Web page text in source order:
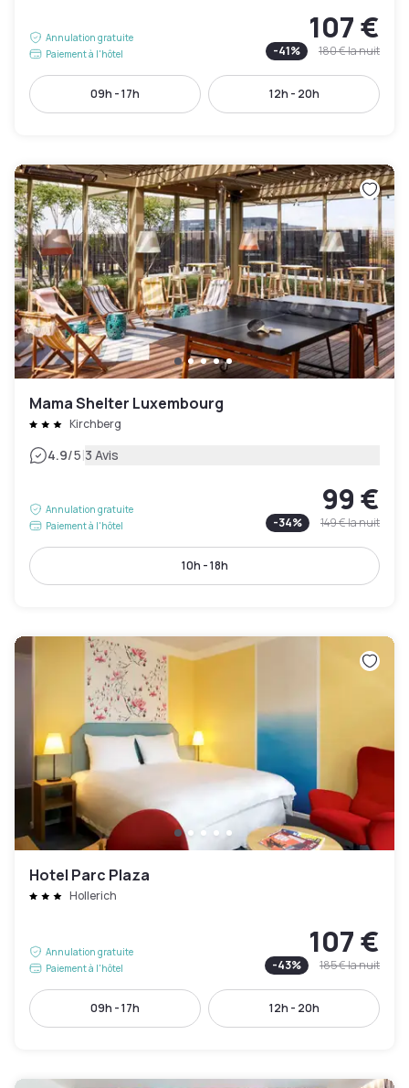
Annulation gratuite
Paiement à l'hôtel
107 €
-41% 180 €la nuit
09h - 17h 12h - 20h
Mama Shelter Luxembourg
Kirchberg
4.9/5|3 Avis
Annulation gratuite
Paiement à l'hôtel
99 €
-34% 149 €la nuit
10h - 18h
Hotel Parc Plaza
Hollerich
Annulation gratuite
Paiement à l'hôtel
107 €
-43% 185 €la nuit
09h - 17h 12h - 20h